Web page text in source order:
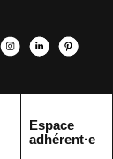
Espace
adhérent·e